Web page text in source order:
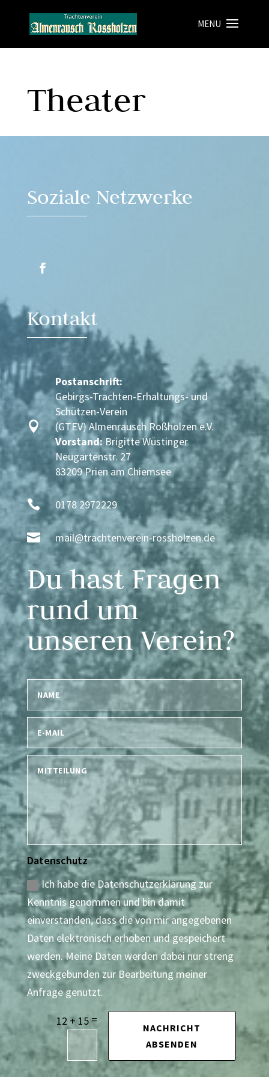
Theater
Soziale Netzwerke
Kontakt

Postanschrift:
Gebirgs-Trachten-Erhaltungs- und
Schützen-Verein
(GTEV) Almenrausch Roßholzen e.V.
Vorstand:Brigitte Wüstinger
Neugartenstr. 27
83209 Prien am Chiemsee
 0178 2972229
 mail@trachtenverein-rossholzen.de
Du hast Fragen
rund um
unseren Verein?
Datenschutz
Ich habe die Datenschutzerklärung zur
Kenntnis genommen und bin damit
einverstanden, dass die von mir angegebenen
Daten elektronisch erhoben und gespeichert
werden. Meine Daten werden dabei nur streng
zweckgebunden zur Bearbeitung meiner
Anfrage genutzt.
12 + 15=
NACHRICHT
ABSENDEN